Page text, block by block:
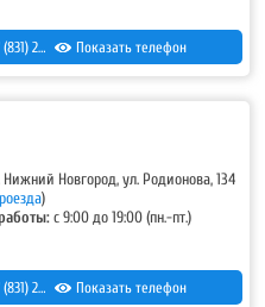
+7 (831) 257-73-63 ,+7 (831) 415-13-48
Показать телефон
Нижний Новгород, ул. Родионова, 134
)
с 9:00 до 19:00 (пн.-пт.)
+7 (831) 283-03-95 ,+7 (831) 434-95-25
Показать телефон